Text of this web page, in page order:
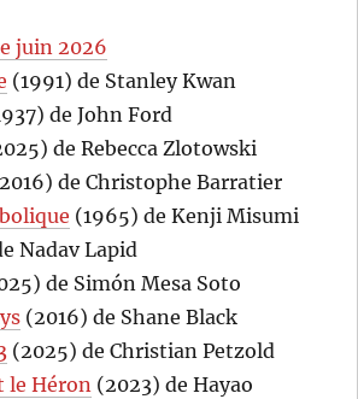
juin 2026
(1991) de Stanley Kwan
de John Ford
de Rebecca Zlotowski
de Christophe Barratier
(1965) de Kenji Misumi
Nadav Lapid
de Simón Mesa Soto
(2016) de Shane Black
(2025) de Christian Petzold
le Héron (2023) de Hayao